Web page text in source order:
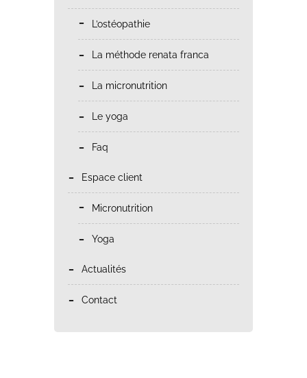
l’ostéopathie
la méthode renata franca
la micronutrition
le yoga
faq
espace client
micronutrition
yoga
actualités
contact